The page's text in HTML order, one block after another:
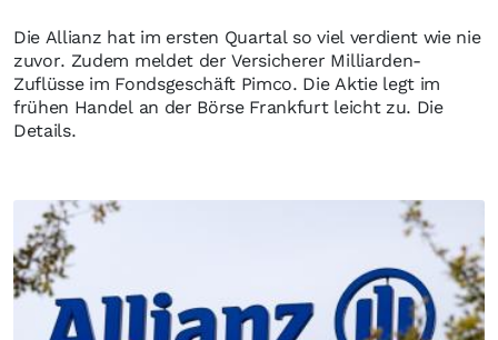
Die Allianz hat im ersten Quartal so viel verdient wie nie
zuvor. Zudem meldet der Versicherer Milliarden-
Zuflüsse im Fondsgeschäft Pimco. Die Aktie legt im
frühen Handel an der Börse Frankfurt leicht zu. Die
Details.